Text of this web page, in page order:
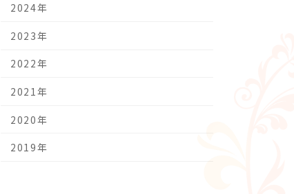
2024年
2023年
2022年
2021年
2020年
2019年